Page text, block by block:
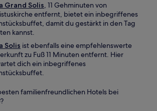
Grand Solis, 11 Gehminuten von
entfernt, bietet ein inbegriffenes
damit du gestärkt in den Tag
kannst.
Solis ist ebenfalls eine empfehlenswerte
zu Fuß 11 Minuten entfernt. Hier
dich ein inbegriffenes
familienfreundlichen Hotels bei